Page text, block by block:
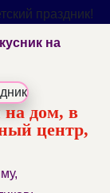
на
дом, в
центр,